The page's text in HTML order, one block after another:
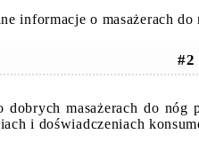
informacje o masażerach
#2
dobrych masażerach do nóg
i doświadczeniach